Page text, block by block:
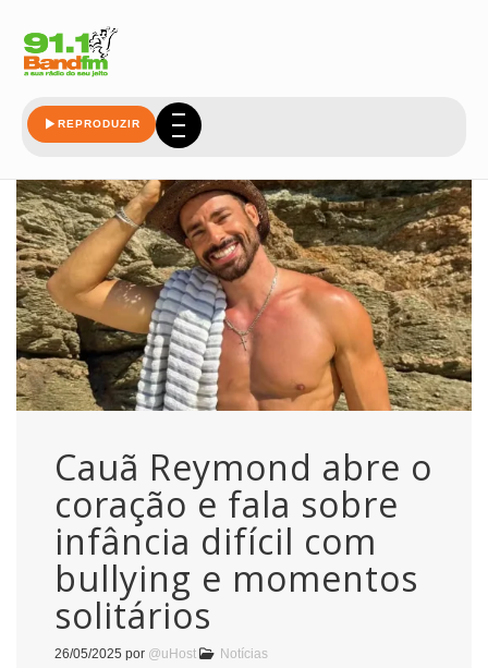
REPRODUZIR
Cauã Reymond abre o
coração e fala sobre
infância difícil com
bullying e momentos
solitários
26/05/2025 por @uHost Notícias